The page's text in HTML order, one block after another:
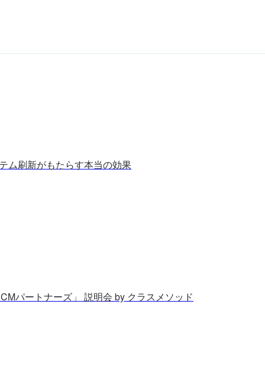
ム刷新がもたらす本当の効果
パートナーズ」 説明会 by クラスメソッド